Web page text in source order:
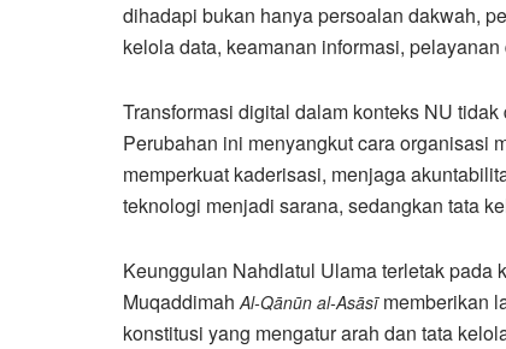
dihadapi bukan hanya persoalan dakwah,
kelola data, keamanan informasi,
Transformasi digital dalam konteks NU
Perubahan ini menyangkut cara organisasi
memperkuat kaderisasi, menjaga
teknologi menjadi sarana, sedangkan tata
Keunggulan Nahdlatul Ulama terletak pada
MuqaddimahAl-Qānūn al-Asāsīmemberikan
konstitusi yang mengatur arah dan tata